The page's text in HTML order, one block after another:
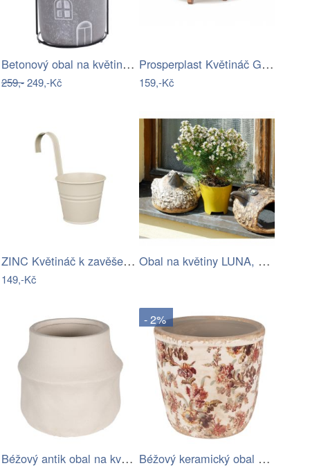
Betonový obal na květináč House šedá,…
259,-249,-Kč
Prosperplast Květináč Gracyeen přírodní…
159,-Kč
ZINC Květináč k zavěšení 13 cm - béžová
149,-Kč
Obal na květiny LUNA, zelená oliva,…
Béžový antik obal na květináč Lora L -…
- 2%
Béžový keramický obal na květináč s…